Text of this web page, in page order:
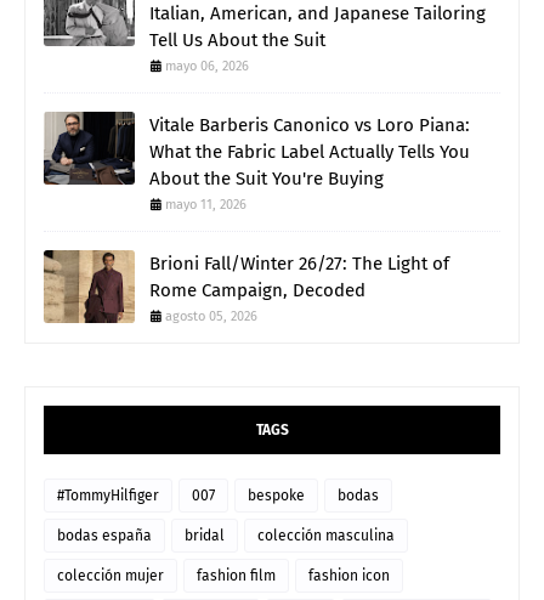
Italian, American, and Japanese Tailoring
Tell Us About the Suit
mayo 06, 2026
Vitale Barberis Canonico vs Loro Piana:
What the Fabric Label Actually Tells You
About the Suit You're Buying
mayo 11, 2026
Brioni Fall/Winter 26/27: The Light of
Rome Campaign, Decoded
agosto 05, 2026
TAGS
#TommyHilfiger 007 bespoke bodas
bodas españa bridal colección masculina
colección mujer fashion film fashion icon